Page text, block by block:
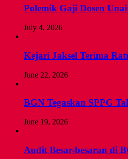
Polemik Gaji Dosen
July 4, 2026
Kejari Jaksel Terima
June 22, 2026
BGN Tegaskan SPPG
June 19, 2026
Audit Besar-besaran di